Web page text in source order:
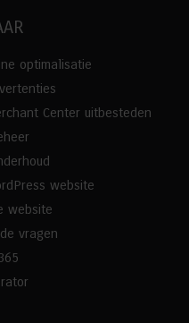
optimalisatie
Center uitbesteden
website
website
vragen